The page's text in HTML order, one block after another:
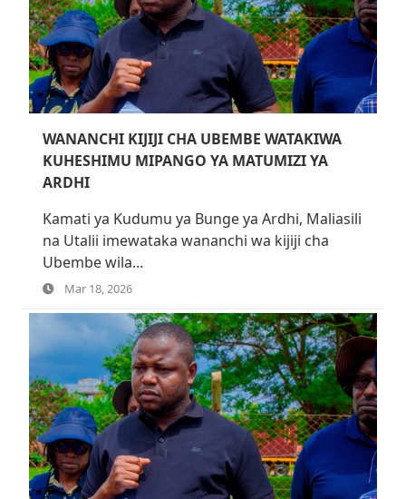
WANANCHI KIJIJI CHA UBEMBE WATAKIWA
KUHESHIMU MIPANGO YA MATUMIZI YA
ARDHI
Kamati ya Kudumu ya Bunge ya Ardhi, Maliasili
na Utalii imewataka wananchi wa kijiji cha
Ubembe wila...
Mar 18, 2026